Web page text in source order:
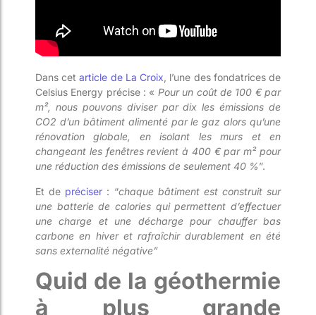
Dans cetarticle de La Croix, l’une des fondatrices de
Celsius Energy précise : « Pour un coût de 100 € par
m², nous pouvons diviser par dix les émissions de
CO2 d’un bâtiment alimenté par le gaz alors qu’une
rénovation globale, en isolant les murs et en
changeant les fenêtres revient à 400 € par m² pour
une réduction des émissions de seulement 40 %”.
Et de préciser : “chaque bâtiment est construit sur
une batterie de calories qui permettent d’effectuer
une charge et une décharge pour chauffer bas
carbone en hiver et rafraîchir durablement en été
sans externalité négative”
Quid de la géothermie
à plus grande